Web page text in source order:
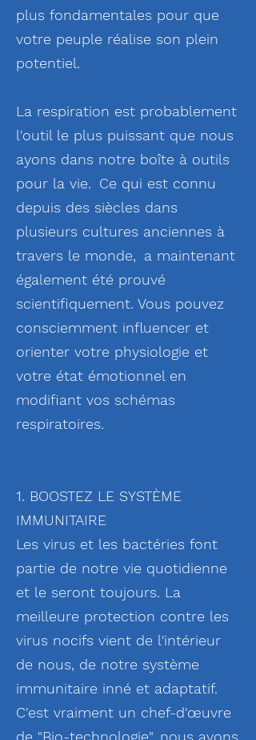
plus fondamentales pour que
votre peuple réalise son plein
potentiel.
La respiration est probablement
l'outil le plus puissant que nous
ayons dans notre boîte à outils
pour la vie. Ce qui est connu
depuis des siècles dans
plusieurs cultures anciennes à
travers le monde, a maintenant
également été prouvé
scientifiquement. Vous pouvez
consciemment influencer et
orienter votre physiologie et
votre état émotionnel en
modifiant vos schémas
respiratoires.
1. BOOSTEZ LE SYSTÈME
IMMUNITAIRE
Les virus et les bactéries font
partie de notre vie quotidienne
et le seront toujours. La
meilleure protection contre les
virus nocifs vient de l'intérieur
de nous, de notre système
immunitaire inné et adaptatif.
C'est vraiment un chef-d'œuvre
de "Bio-technologie", nous avons